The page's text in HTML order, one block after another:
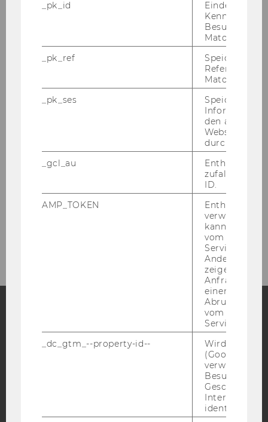
Aufgaben:
Social Impact Measurements
focusing on SROI analysis, evaluation, social
inequality, poverty reduction, health promotion
and prevention
+43 1 31336 5826
Projekte
Blog
Bluesky
_pk_id
Eindeutige
Besuchers
Matomo.
_pk_ref
Speicherung
Referrers
Matomo.
_pk_ses
Speicherung
den aktuellen
durch
_gcl_au
Enthält eine
ID.
AMP_TOKEN
Enthält ein
verwendet
kann, um
vom AMP-
Service
Andere
zeigen Opt-
Anfrage im
einen Fehler
Abrufen
vom AMP
Service an.
_dc_gtm_--property-id--
Wird von
(Google Tag
verwendet,
Besucher
Geschlecht
Interessen zu
identifizieren.